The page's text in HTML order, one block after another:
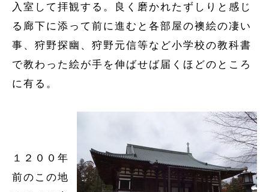
入室して拝観する。良く磨かれたずしりと感じ
る廊下に添って前に進むと各部屋の襖絵の凄い
事、狩野探幽、狩野元信等など小学校の教科書
で教わった絵が手を伸ばせば届くほどのところ
に有る。
１２００年
前のこの地